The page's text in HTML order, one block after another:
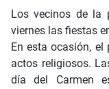
Los vecinos de la
viernes las fiestas
En esta ocasión,
actos religiosos.
día del Carmen